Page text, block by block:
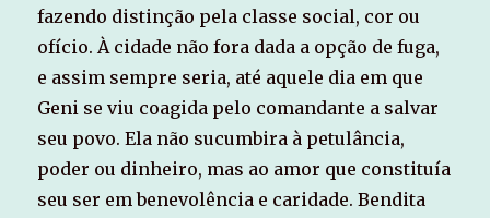
fazendo distinção pela classe social, cor ou
ofício. À cidade não fora dada a opção de fuga,
e assim sempre seria, até aquele dia em que
Geni se viu coagida pelo comandante a salvar
seu povo. Ela não sucumbira à petulância,
poder ou dinheiro, mas ao amor que constituía
seu ser em benevolência e caridade. Bendita